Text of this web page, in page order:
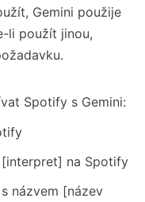
Gemini použije
li použít jinou,
Spotify s Gemini:
na Spotify
názvem [název